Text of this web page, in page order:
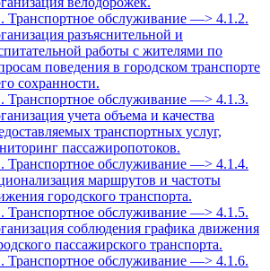
Транспортное обслуживание —> 4.1.2.
разъяснительной и
работы с жителями по
поведения в городском транспорте
сохранности.
Транспортное обслуживание —> 4.1.3.
учета объема и качества
транспортных услуг,
пассажиропотоков.
Транспортное обслуживание —> 4.1.4.
маршрутов и частоты
городского транспорта.
Транспортное обслуживание —> 4.1.5.
соблюдения графика движения
пассажирского транспорта.
Транспортное обслуживание —> 4.1.6.